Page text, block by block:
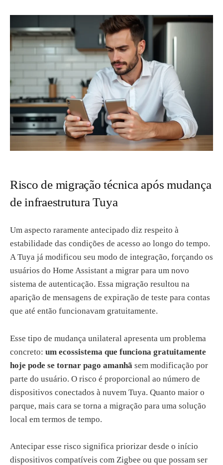
Risco de migração técnica após mudança
de infraestrutura Tuya
Um aspecto raramente antecipado diz respeito à
estabilidade das condições de acesso ao longo do tempo.
A Tuya já modificou seu modo de integração, forçando os
usuários do Home Assistant a migrar para um novo
sistema de autenticação. Essa migração resultou na
aparição de mensagens de expiração de teste para contas
que até então funcionavam gratuitamente.
Esse tipo de mudança unilateral apresenta um problema
concreto: um ecossistema que funciona gratuitamente
hoje pode se tornar pago amanhã sem modificação por
parte do usuário. O risco é proporcional ao número de
dispositivos conectados à nuvem Tuya. Quanto maior o
parque, mais cara se torna a migração para uma solução
local em termos de tempo.
Antecipar esse risco significa priorizar desde o início
dispositivos compatíveis com Zigbee ou que possam ser